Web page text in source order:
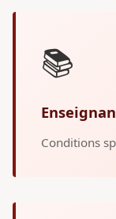
📚
Conditions